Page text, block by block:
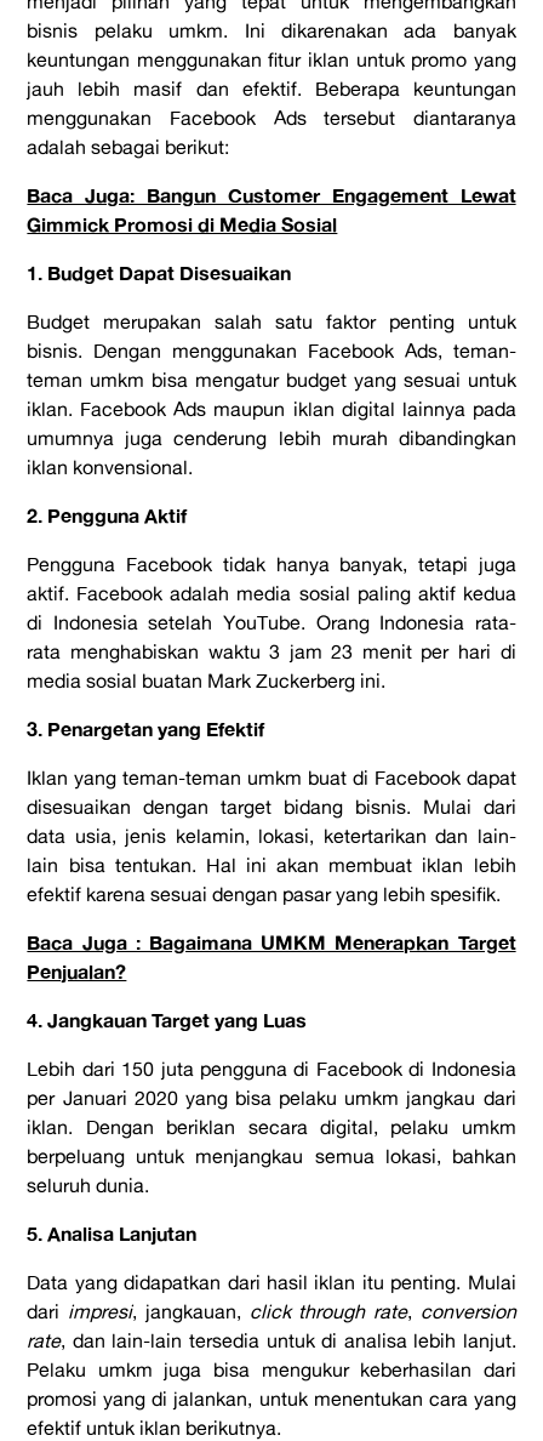
bisnis pelaku umkm. Ini dikarenakan ada banyak
keuntungan menggunakan fitur iklan untuk promo yang
jauh lebih masif dan efektif. Beberapa keuntungan
menggunakan Facebook Ads tersebut diantaranya
adalah sebagai berikut:
Baca Juga: Bangun Customer Engagement Lewat
Gimmick Promosi di Media Sosial
1. Budget Dapat Disesuaikan
Budget merupakan salah satu faktor penting untuk
bisnis. Dengan menggunakan Facebook Ads, teman-
teman umkm bisa mengatur budget yang sesuai untuk
iklan. Facebook Ads maupun iklan digital lainnya pada
umumnya juga cenderung lebih murah dibandingkan
iklan konvensional.
2. Pengguna Aktif
Pengguna Facebook tidak hanya banyak, tetapi juga
aktif. Facebook adalah media sosial paling aktif kedua
di Indonesia setelah YouTube. Orang Indonesia rata-
rata menghabiskan waktu 3 jam 23 menit per hari di
media sosial buatan Mark Zuckerberg ini.
3. Penargetan yang Efektif
Iklan yang teman-teman umkm buat di Facebook dapat
disesuaikan dengan target bidang bisnis. Mulai dari
data usia, jenis kelamin, lokasi, ketertarikan dan lain-
lain bisa tentukan. Hal ini akan membuat iklan lebih
efektif karena sesuai dengan pasar yang lebih spesifik.
Baca Juga : Bagaimana UMKM Menerapkan Target
Penjualan?
4. Jangkauan Target yang Luas
Lebih dari 150 juta pengguna di Facebook di Indonesia
per Januari 2020 yang bisa pelaku umkm jangkau dari
iklan. Dengan beriklan secara digital, pelaku umkm
berpeluang untuk menjangkau semua lokasi, bahkan
seluruh dunia.
5. Analisa Lanjutan
Data yang didapatkan dari hasil iklan itu penting. Mulai
dari impresi, jangkauan, click through rate, conversion
rate, dan lain-lain tersedia untuk di analisa lebih lanjut.
Pelaku umkm juga bisa mengukur keberhasilan dari
promosi yang di jalankan, untuk menentukan cara yang
efektif untuk iklan berikutnya.